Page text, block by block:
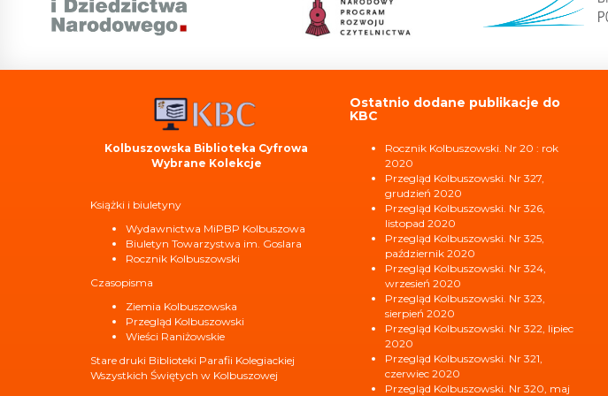
Kolbuszowska Biblioteka Cyfrowa
Wybrane Kolekcje
Książki i biuletyny
Wydawnictwa MiPBP Kolbuszowa
Biuletyn Towarzystwa im. Goslara
Rocznik Kolbuszowski
Czasopisma
Ziemia Kolbuszowska
Przegląd Kolbuszowski
Wieści Raniżowskie
Stare druki Biblioteki Parafii Kolegiackiej
Wszystkich Świętych w Kolbuszowej
Ostatnio dodane publikacje do
KBC
Rocznik Kolbuszowski. Nr 20 : rok
2020
Przegląd Kolbuszowski. Nr 327,
grudzień 2020
Przegląd Kolbuszowski. Nr 326,
listopad 2020
Przegląd Kolbuszowski. Nr 325,
październik 2020
Przegląd Kolbuszowski. Nr 324,
wrzesień 2020
Przegląd Kolbuszowski. Nr 323,
sierpień 2020
Przegląd Kolbuszowski. Nr 322, lipiec
2020
Przegląd Kolbuszowski. Nr 321,
czerwiec 2020
Przegląd Kolbuszowski. Nr 320, maj